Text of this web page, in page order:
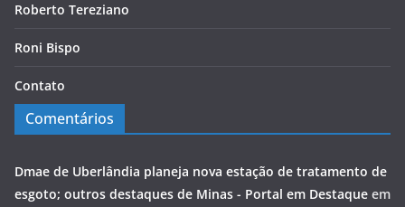
Roberto Tereziano
Roni Bispo
Contato
Comentários
Dmae de Uberlândia planeja nova estação de tratamento de
esgoto; outros destaques de Minas - Portal em Destaque em